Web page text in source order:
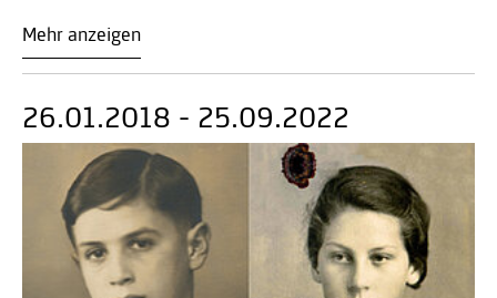
Mehr anzeigen
26.01.2018 - 25.09.2022